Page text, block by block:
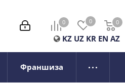
0 0 0
0
KZ UZ KR EN AZ
Франшиза